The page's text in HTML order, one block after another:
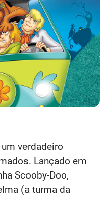
verdadeiro
Lançado em
Scooby-Doo,
(a turma da